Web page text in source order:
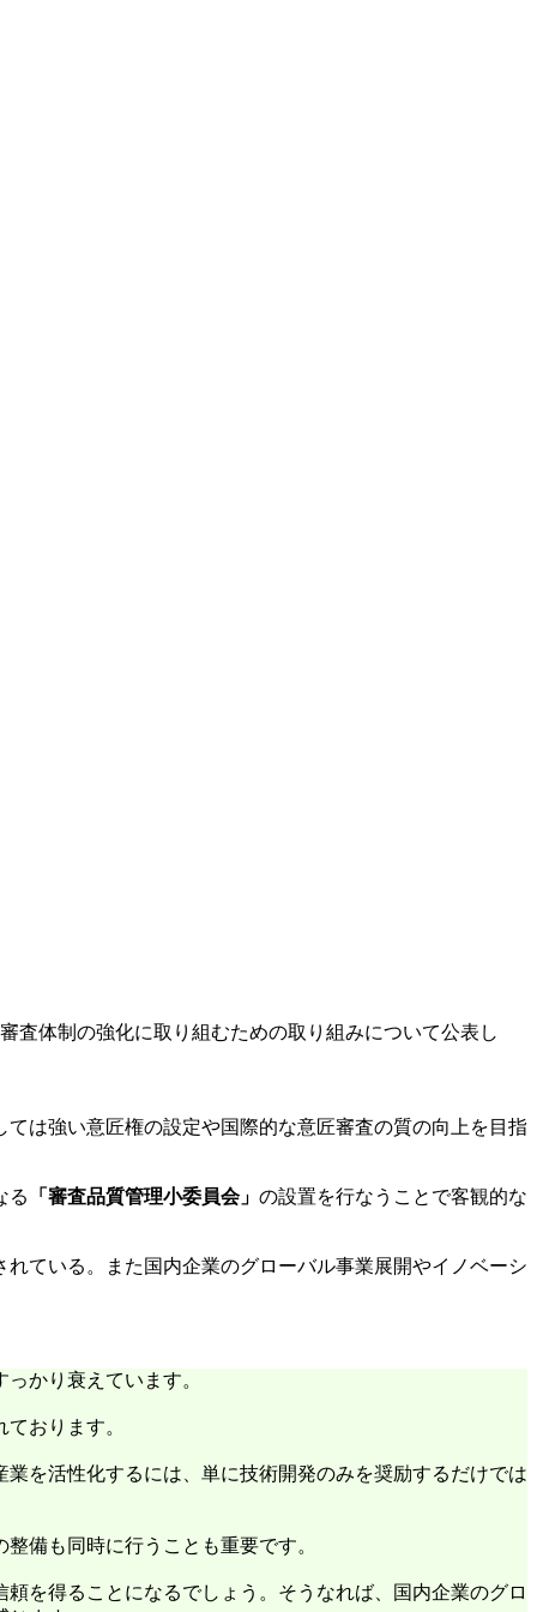
査体制の強化に取り組むための取り組みについて公表し
は強い意匠権の設定や国際的な意匠審査の質の向上を目指
る 「審査品質管理小委員会」 の設置を行なうことで客観的な
ている。また国内企業のグローバル事業展開やイノベーシ
かり衰えています。
おります。
を活性化するには、単に技術開発のみを奨励するだけでは
備も同時に行うことも重要です。
を得ることになるでしょう。そうなれば、国内企業のグロ